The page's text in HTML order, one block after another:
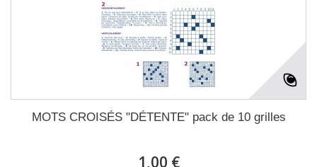
MOTS CROISÉS "DÉTENTE" pack de 10 grilles
1,00 €